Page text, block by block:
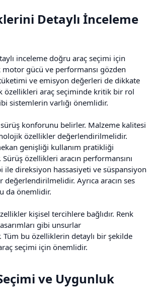
Detaylı İnceleme​
inceleme doğru araç seçimi için
gücü ve performansı gözden
ve emisyon değerleri de dikkate
özellikleri araç seçiminde kritik bir rol
sistemlerin varlığı önemlidir.
konforunu belirler. Malzeme kalitesi
özellikler değerlendirilmelidir.
genişliği kullanım pratikliği
Sürüş özellikleri aracın performansını
ile direksiyon hassasiyeti ve süspansiyon
Ayrıca aracın ses
da önemlidir.
kişisel tercihlere bağlıdır. Renk
gibi unsurlar
bu özelliklerin detaylı bir şekilde
seçimi için önemlidir.
ve Uygunluk​